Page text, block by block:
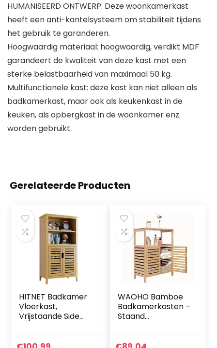
HUMANISEERD ONTWERP: Deze woonkamerkast
heeft een anti-kantelsysteem om stabiliteit tijdens
het gebruik te garanderen.
Hoogwaardig materiaal: hoogwaardig, verdikt MDF
garandeert de kwaliteit van deze kast met een
sterke belastbaarheid van maximaal 50 kg.
Multifunctionele kast: deze kast kan niet alleen als
badkamerkast, maar ook als keukenkast in de
keuken, als opbergkast in de woonkamer enz.
worden gebruikt.
Gerelateerde Producten
HITNET Badkamer
Vloerkast,
Vrijstaande Side
Dubbele Deuren
WAOHO Bamboe
Badkamerkasten –
Staand
Woonkamer en